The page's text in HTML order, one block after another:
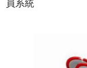
員系統